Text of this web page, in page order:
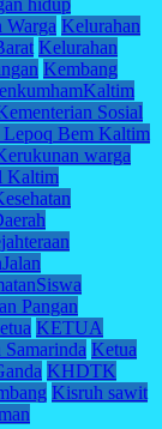
Warga Kelurahan
Kelurahan
Kembang
Sosial
Bem Kaltim
warga
Kaltim
Pangan
KETUA
Ketua
KHDTK
Kisruh sawit